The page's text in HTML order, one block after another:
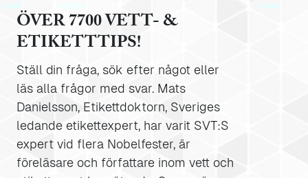
ÖVER 7700 VETT- &
ETIKETTTIPS!
Ställ din fråga, sök efter något eller
läs alla frågor med svar. Mats
Danielsson, Etikettdoktorn, Sveriges
ledande etikettexpert, har varit SVT:S
expert vid flera Nobelfester, är
föreläsare och författare inom vett och